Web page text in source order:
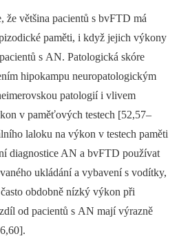
že většina pacientů s bvFTD má
paměti, i když jejich výkony
s AN. Patologická skóre
hipokampu neuropatologickým
patologií i vlivem
v paměťových testech [52,57–
laloku na výkon v testech paměti
dia­gnostice AN a bvFTD používat
ukládání a vybavení s vodítky,
obdobně nízký výkon při
od pacientů s AN mají výrazně